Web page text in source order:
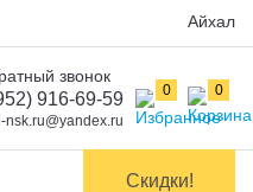
Айхал
0 0
звонок
916-69-59
nsk.ru@yandex.ru
Скидки!